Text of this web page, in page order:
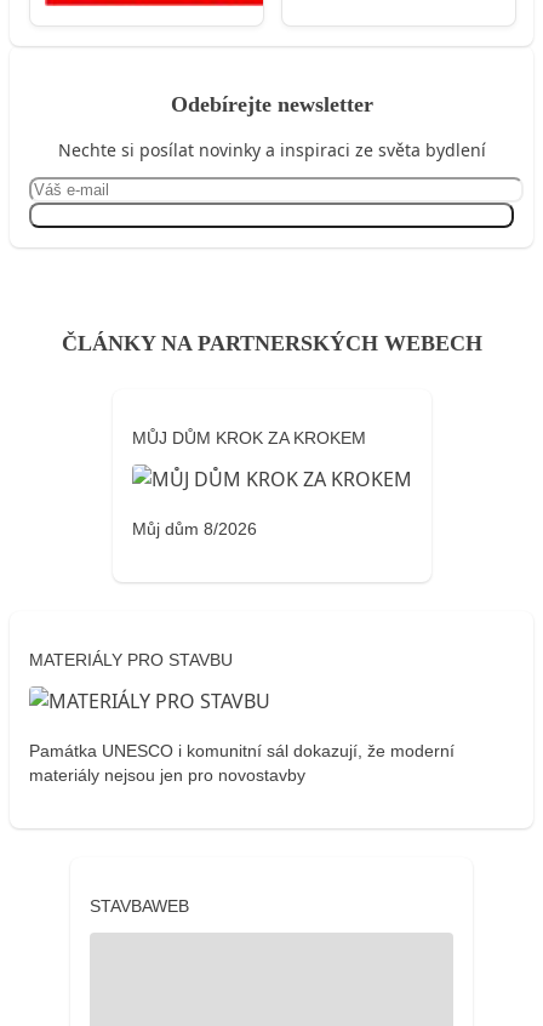
Odebírejte newsletter
Nechte si posílat novinky a inspiraci ze světa bydlení
ČLÁNKY NA PARTNERSKÝCH WEBECH
MŮJ DŮM KROK ZA KROKEM
Můj dům 8/2026
MATERIÁLY PRO STAVBU
Památka UNESCO i komunitní sál dokazují, že moderní
materiály nejsou jen pro novostavby
STAVBAWEB